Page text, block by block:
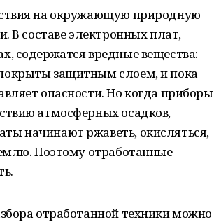
на окружающую природную
В составе электронных плат,
содержатся вредные вещества:
защитным слоем, и пока
опасности. Но когда приборы
атмосферных осадков,
начинают ржаветь, окисляться,
Поэтому отработанные
отработанной техники можно